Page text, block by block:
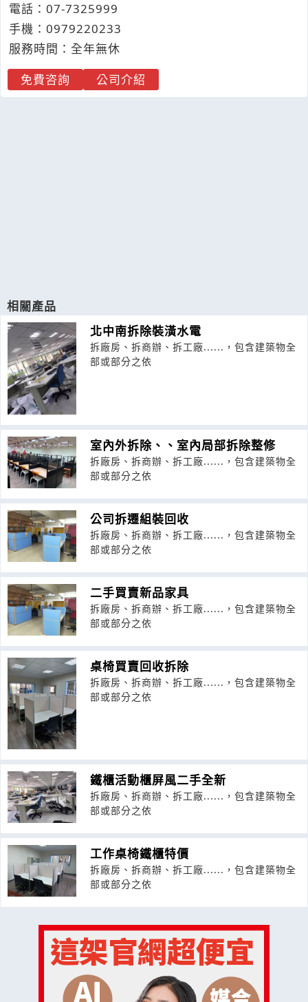
電話： 07-7325999
手機： 0979220233
服務時間：全年無休
免費咨詢
公司介紹
相關產品
北中南拆除裝潢水電
拆廠房、拆商辦、拆工廠......，包含建築物全
部或部分之依
室內外拆除、、室內局部拆除整修
拆廠房、拆商辦、拆工廠......，包含建築物全
部或部分之依
公司拆遷組裝回收
拆廠房、拆商辦、拆工廠......，包含建築物全
部或部分之依
二手買賣新品家具
拆廠房、拆商辦、拆工廠......，包含建築物全
部或部分之依
桌椅買賣回收拆除
拆廠房、拆商辦、拆工廠......，包含建築物全
部或部分之依
鐵櫃活動櫃屏風二手全新
拆廠房、拆商辦、拆工廠......，包含建築物全
部或部分之依
工作桌椅鐵櫃特價
拆廠房、拆商辦、拆工廠......，包含建築物全
部或部分之依